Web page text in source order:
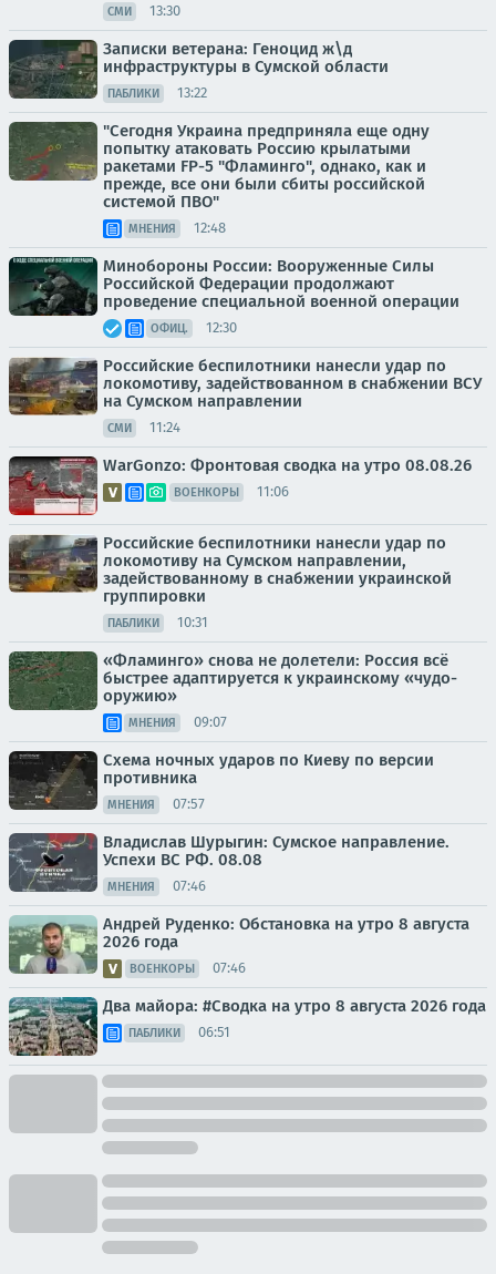
СМИ 13:30
Записки ветерана: Геноцид ж\д
инфраструктуры в Сумской области
ПАБЛИКИ 13:22
"Сегодня Украина предприняла еще одну
попытку атаковать Россию крылатыми
ракетами FP-5 "Фламинго", однако, как и
прежде, все они были сбиты российской
системой ПВО"
МНЕНИЯ 12:48
Минобороны России: Вооруженные Силы
Российской Федерации продолжают
проведение специальной военной операции
ОФИЦ. 12:30
Российские беспилотники нанесли удар по
локомотиву, задействованном в снабжении ВСУ
на Сумском направлении
СМИ 11:24
WarGonzo: Фронтовая сводка на утро 08.08.26
ВОЕНКОРЫ 11:06
Российские беспилотники нанесли удар по
локомотиву на Сумском направлении,
задействованному в снабжении украинской
группировки
ПАБЛИКИ 10:31
«Фламинго» снова не долетели: Россия всё
быстрее адаптируется к украинскому «чудо-
оружию»
МНЕНИЯ 09:07
Схема ночных ударов по Киеву по версии
противника
МНЕНИЯ 07:57
Владислав Шурыгин: Сумское направление.
Успехи ВС РФ. 08.08
МНЕНИЯ 07:46
Андрей Руденко: Обстановка на утро 8 августа
2026 года
ВОЕНКОРЫ 07:46
Два майора: #Сводка на утро 8 августа 2026 года
ПАБЛИКИ 06:51